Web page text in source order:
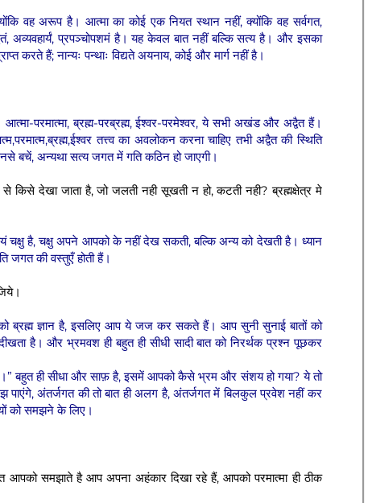
वह अरूप है। आत्मा का कोई एक नियत स्थान नहीं, क्योंकि वह सर्वगत,
अव्यवहार्यं, प्रपञ्चोपशमं है। यह केवल बात नहीं बल्कि सत्य है। और इसका
करते हैं; नान्यः पन्थाः विद्यते अयनाय, कोई और मार्ग नहीं है।
परमात्मा, ब्रह्म-परब्रह्म, ईश्वर-परमेश्वर, ये सभी अखंड और अद्वैत हैं।
तत्त्व का अवलोकन करना चाहिए तभी अद्वैत की स्थिति
बचें, अन्यथा सत्य जगत में गति कठिन हो जाएगी।
देखा जाता है, जो जलती नही सूखती न हो, कटती नही? ब्रह्मक्षेत्र मे
चक्षु है, चक्षु अपने आपको के नहीं देख सकती, बल्कि अन्य को देखती है। ध्यान
जगत की वस्तुएँ होती हैं।
ब्रह्म ज्ञान है, इसलिए आप ये जज कर सकते हैं। आप सुनी सुनाई बातों को
है। और भ्रमवश ही बहुत ही सीधी सादी बात को निरर्थक प्रश्न पूछकर
बहुत ही सीधा और साफ़ है, इसमें आपको कैसे भ्रम और संशय हो गया? ये तो
पाएंगे, अंतर्जगत की तो बात ही अलग है, अंतर्जगत में बिलकुल प्रवेश नहीं कर
को समझने के लिए।
आपको समझाते है आप अपना अहंकार दिखा रहे हैं, आपको परमात्मा ही ठीक